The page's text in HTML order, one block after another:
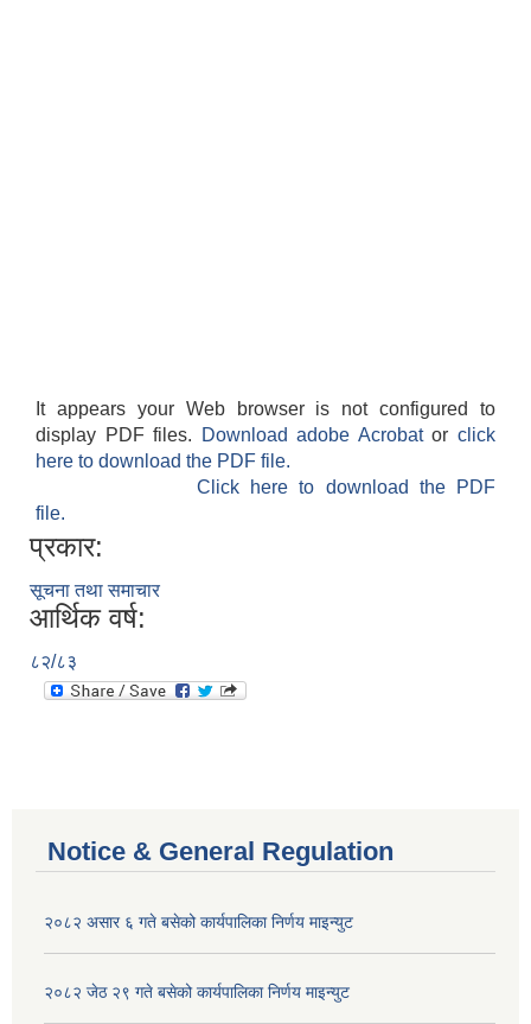
It appears your Web browser is not configured to
display PDF files.
Download adobe Acrobatorclick
here to download the PDF file.
Click here to download the PDF
file.
प्रकार:
सूचना तथा समाचार
आर्थिक वर्ष:
८२/८३
Notice & General Regulation
२०८२ असार ६ गते बसेको कार्यपालिका निर्णय माइन्युट
२०८२ जेठ २९ गते बसेको कार्यपालिका निर्णय माइन्युट